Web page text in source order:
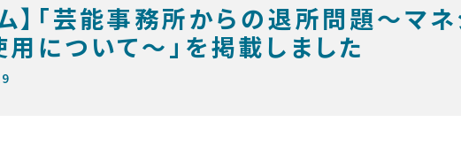
ム】「芸能事務所からの退所問題〜マ
について〜」を掲載しました